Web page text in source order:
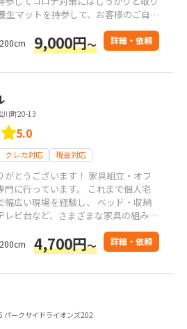
生マットを持参して、お客様のご自宅
いように丁寧に作業をいたします。
参するコードレスクリーナーで簡易清
す。 ◆お品物の梱包材はご自宅のご
9,000円～ 詳細・依頼
川町20-13
5.0
クレカ対応 現金対応
ざいます！ 家具組立・オフ
門に行っています。 これまで個人宅
幅広い現場を経験し、 ベッド・収納
レビ台など、さまざまな家具の組み立
ん。 作業中の音や周囲への配慮、床
にも気を配り、安心してお任せいただ
4,700円～ 詳細・依頼
パークサイドライオンズ202